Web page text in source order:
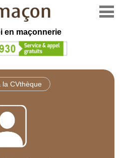
en maçonnerie
la CVthèque